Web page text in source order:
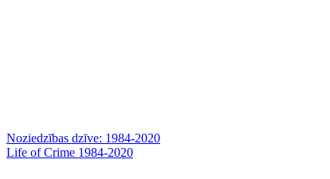
Noziedzības dzīve: 1984-2020
Life of Crime 1984-2020